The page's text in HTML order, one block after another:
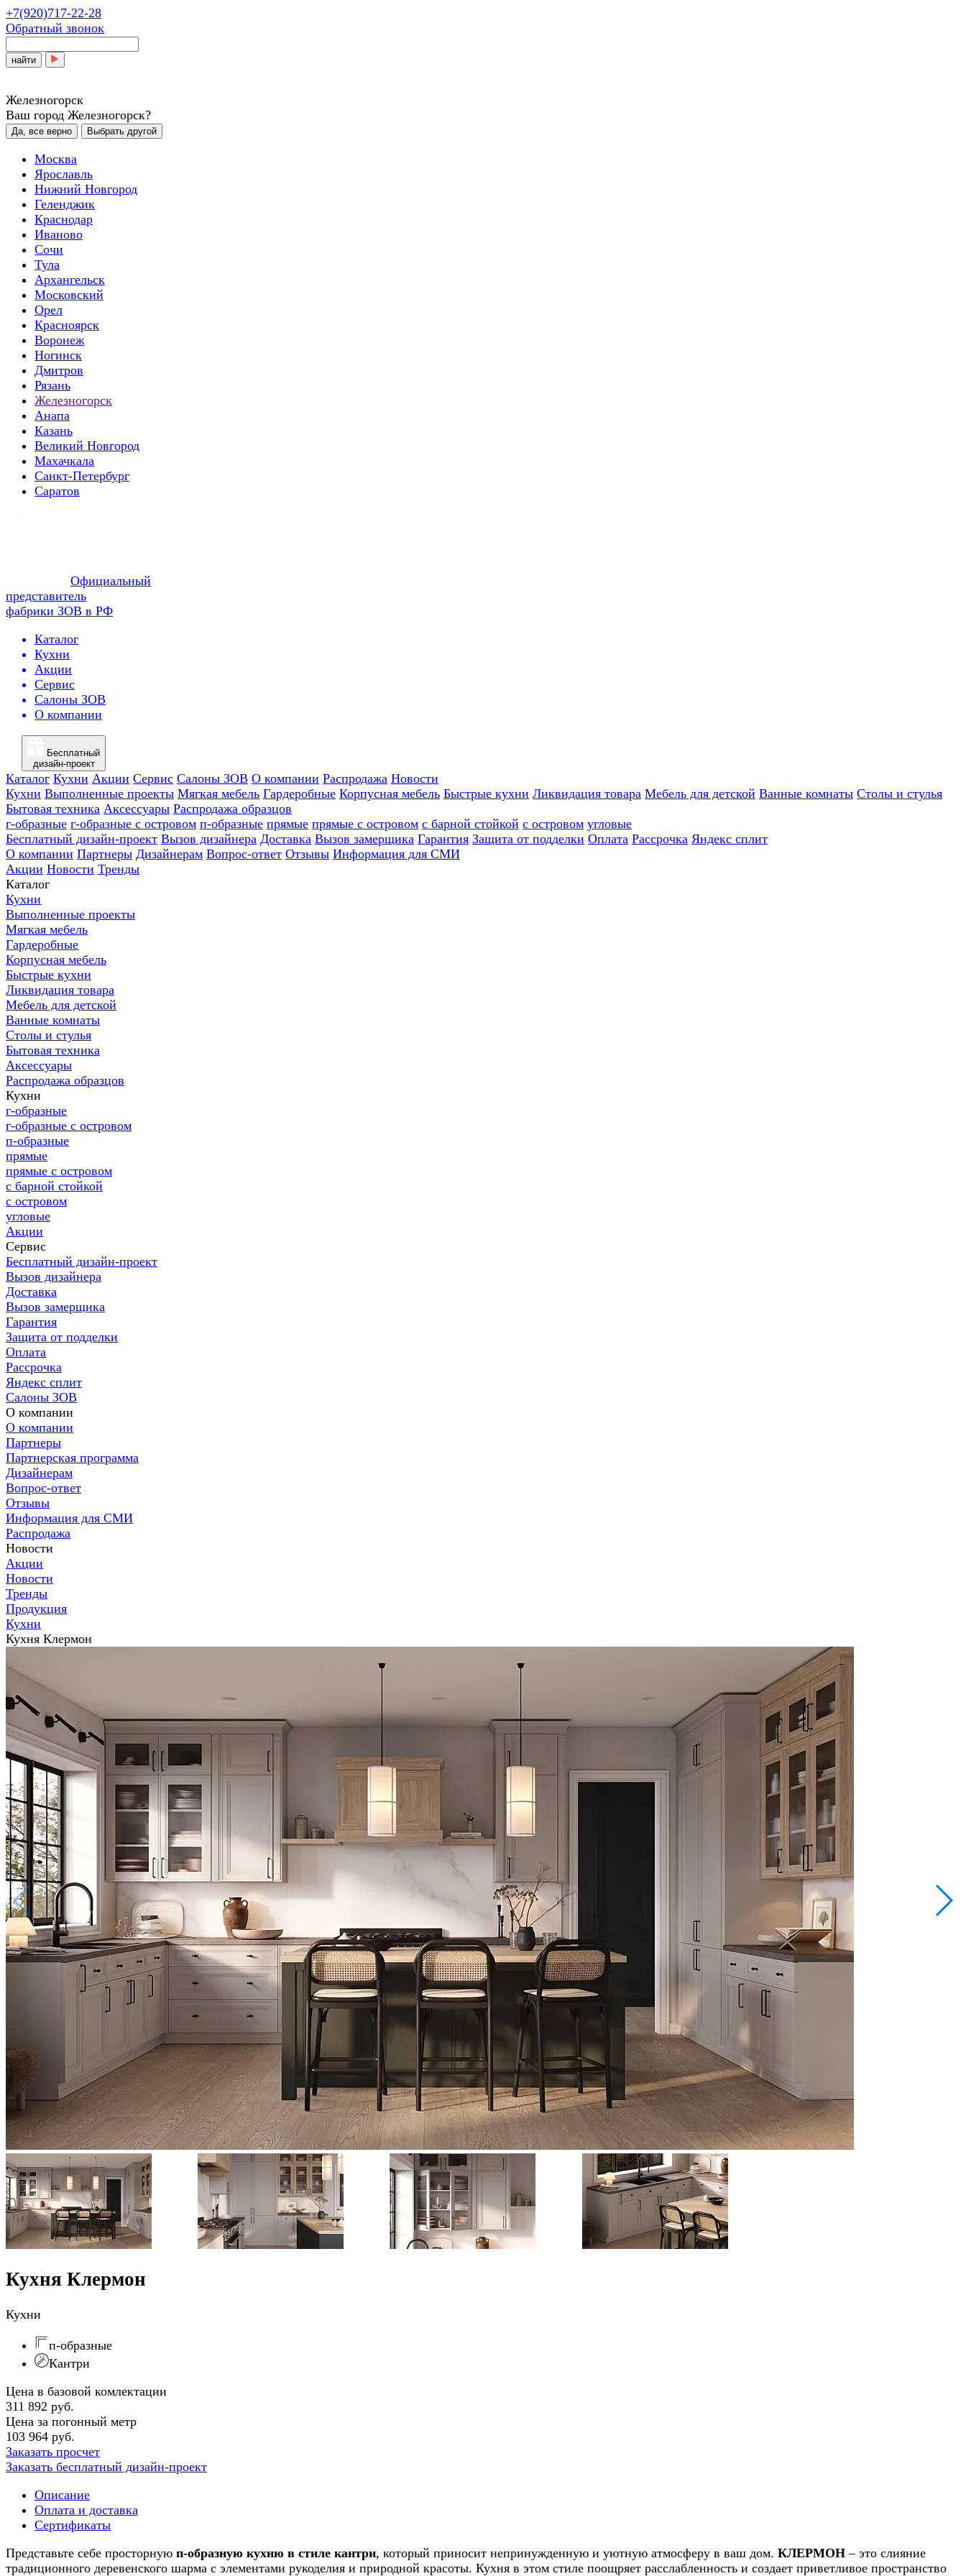
+7(920)717-22-28
Обратный звонок
найти
Железногорск
Ваш город Железногорск?
Да, все верно Выбрать другой
Москва
Ярославль
Нижний Новгород
Геленджик
Краснодар
Иваново
Сочи
Тула
Архангельск
Московский
Орел
Красноярск
Воронеж
Ногинск
Дмитров
Рязань
Железногорск
Анапа
Казань
Великий Новгород
Махачкала
Санкт-Петербург
Саратов
Официальный
представитель
фабрики ЗОВ в РФ
Каталог
Кухни
Акции
Сервис
Салоны ЗОВ
О компании
Бесплатный
дизайн-проект
Каталог Кухни Акции Сервис Салоны ЗОВ О компании Распродажа Новости
Кухни Выполненные проекты Мягкая мебель Гардеробные Корпусная мебель Быстрые кухни Ликвидация товара Мебель для детской Ванные комнаты Столы и стулья
Бытовая техника Аксессуары Распродажа образцов
г-образные г-образные с островом п-образные прямые прямые с островом с барной стойкой с островом угловые
Бесплатный дизайн-проект Вызов дизайнера Доставка Вызов замерщика Гарантия Защита от подделки Оплата Рассрочка Яндекс сплит
О компании Партнеры Дизайнерам Вопрос-ответ Отзывы Информация для СМИ
Акции Новости Тренды
Каталог
Кухни
Выполненные проекты
Мягкая мебель
Гардеробные
Корпусная мебель
Быстрые кухни
Ликвидация товара
Мебель для детской
Ванные комнаты
Столы и стулья
Бытовая техника
Аксессуары
Распродажа образцов
Кухни
г-образные
г-образные с островом
п-образные
прямые
прямые с островом
с барной стойкой
с островом
угловые
Акции
Сервис
Бесплатный дизайн-проект
Вызов дизайнера
Доставка
Вызов замерщика
Гарантия
Защита от подделки
Оплата
Рассрочка
Яндекс сплит
Салоны ЗОВ
О компании
О компании
Партнеры
Партнерская программа
Дизайнерам
Вопрос-ответ
Отзывы
Информация для СМИ
Распродажа
Новости
Акции
Новости
Тренды
Продукция
Кухни
Кухня Клермон
Кухня Клермон
Кухни
п-образные
Кантри
Цена в базовой комлектации
311 892 руб.
Цена за погонный метр
103 964 руб.
Заказать просчет
Заказать бесплатный дизайн-проект
Описание
Оплата и доставка
Сертификаты
Представьте себе просторную п-образную кухню в стиле кантри, который приносит непринужденную и уютную атмосферу в ваш дом. КЛЕРМОН– это слияние
традиционного деревенского шарма с элементами рукоделия и природной красоты. Кухня в этом стиле поощряет расслабленность и создает приветливое пространство